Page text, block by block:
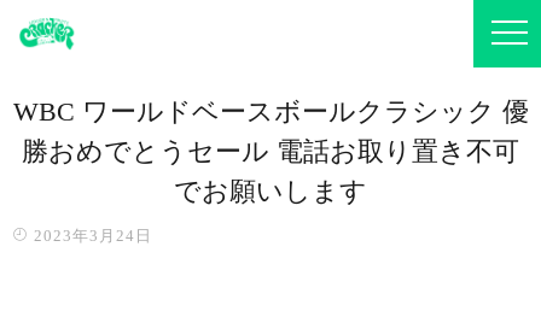
WBC ワールドベースボールクラシック 優
勝おめでとうセール 電話お取り置き不可
でお願いします
2023年3月24日